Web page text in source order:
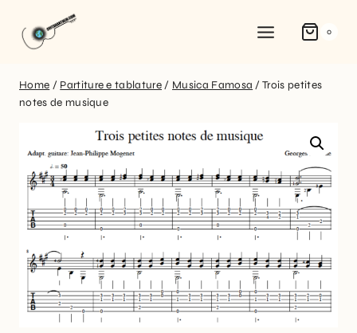
0
Home / Partiture e tablature / Musica Famosa / Trois petites
notes de musique